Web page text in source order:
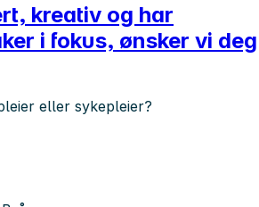
kreativ og har
i fokus, ønsker vi deg
eller sykepleier?